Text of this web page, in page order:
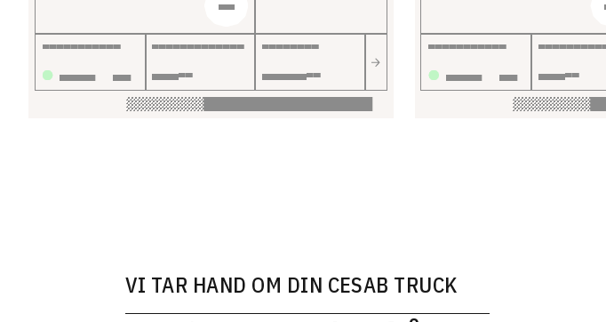
NY
LEVERANSTID
INOM 72H
LYFTKAPACITET
400KG
LYFTHÖJD
4.800MM
LEVERANSTID
INOM 72H 400KG
VI TAR HAND OM DIN CESAB TRUCK